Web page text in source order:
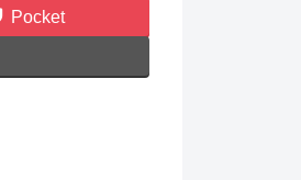
Pocket